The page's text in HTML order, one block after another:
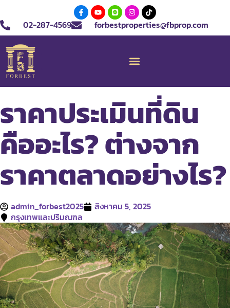
02-287-4569 forbestproperties@fbprop.com
ราคาประเมินที่ดิน
คืออะไร? ต่างจาก
ราคาตลาดอย่างไร?
admin_forbest2025
สิงหาคม 5, 2025
กรุงเทพและปริมณฑล